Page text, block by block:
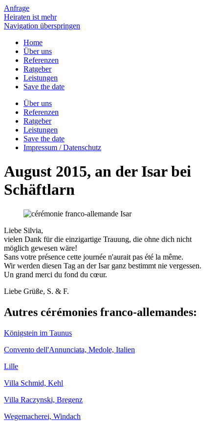
Anfrage
Heiraten ist mehr
Navigation überspringen
Home
Über uns
Referenzen
Ratgeber
Leistungen
Save the date
Über uns
Referenzen
Ratgeber
Leistungen
Save the date
Impressum / Datenschutz
August 2015, an der Isar bei
Schäftlarn
Liebe Silvia,
vielen Dank für die einzigartige Trauung, die ohne dich nicht
möglich gewesen wäre!
Sans votre présence cette journée n'aurait pas été la même.
Wir werden diesen Tag an der Isar ganz bestimmt nie vergessen.
Un grand merci du fond du cœur.
Liebe Grüße, S. & F.
Autres cérémonies franco-allemandes:
Königstein im Taunus
Convento dell'Annunciata, Medole, Italien
Lille
Villa Schmid, Kehl
Villa Raczynski, Bregenz
Wegemacherei, Windach